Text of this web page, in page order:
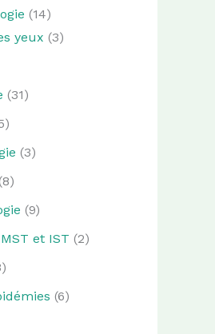
(14)
yeux (3)
(31)
(3)
(9)
et IST (2)
(6)